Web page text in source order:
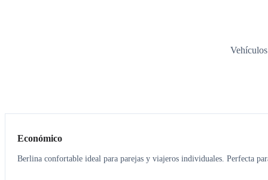
Económico
Berlina confortable ideal para parejas y viajeros individuales. Perfecta